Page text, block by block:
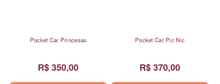
Pocket Car Princesas
R$ 350,00
Pocket Car Pic Nic
R$ 370,00